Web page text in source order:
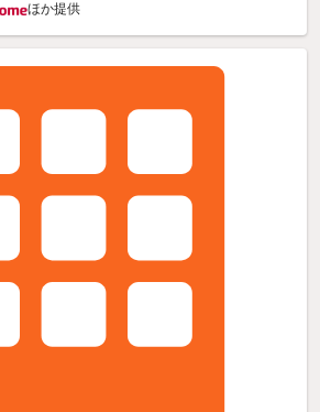
ほか提供